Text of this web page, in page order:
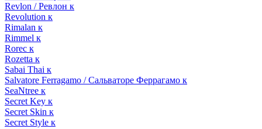
Revlon / Ревлон к
Revolution к
Rimalan к
Rimmel к
Rorec к
Rozetta к
Sabai Thai к
Salvatore Ferragamo / Сальваторе Феррагамо к
SeaNtree к
Secret Key к
Secret Skin к
Secret Style к